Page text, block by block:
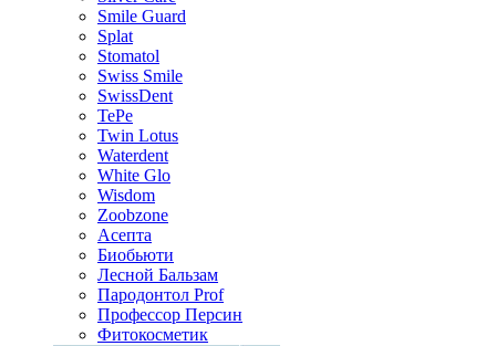
Smile Guard
Splat
Stomatol
Swiss Smile
SwissDent
TePe
Twin Lotus
Waterdent
White Glo
Wisdom
Zoobzone
Асепта
Биобьюти
Лесной Бальзам
Пародонтол Prof
Профессор Персин
Фитокосметик